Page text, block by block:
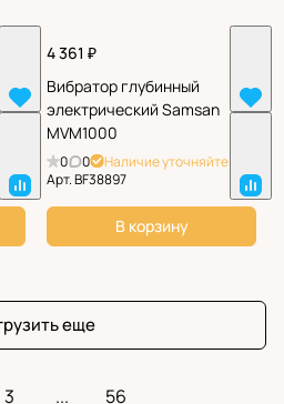
4 361 ₽
Вибратор глубинный
электрический Samsan
MVM1000
0 0
Наличие уточняйте
Арт.BF38897
В корзину
еще
3 ... 56